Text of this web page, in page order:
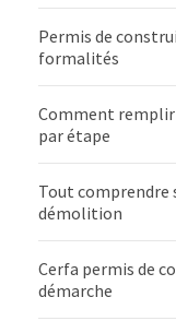
Permis de
formalités
Comment remplir
par étape
Tout comprendre
démolition
Cerfa permis de
démarche